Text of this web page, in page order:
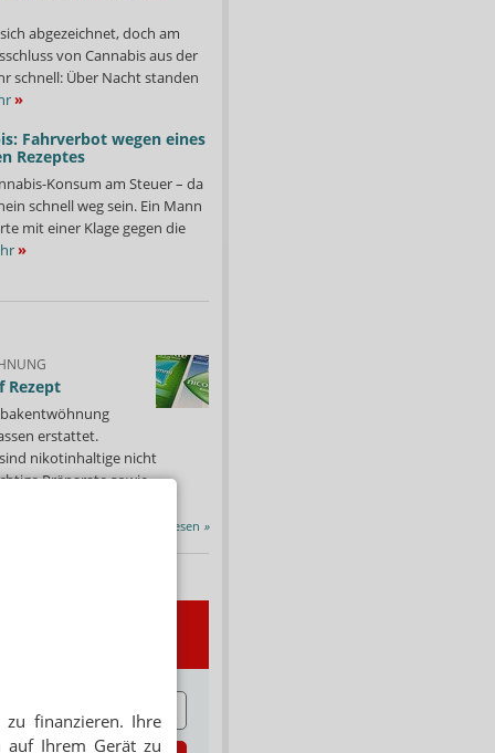
finanzieren. Ihre
auf Ihrem Gerät zu
abgezeichnet, doch am
von Cannabis aus der
schnell: Über Nacht standen
»
Fahrverbot wegen eines
Rezeptes
Konsum am Steuer – da
schnell weg sein. Ein Mann
mit einer Klage gegen die
»
Rezept
erstattet.
nikotinhaltige nicht
Präparate sowie...
Alle Porträts lesen »